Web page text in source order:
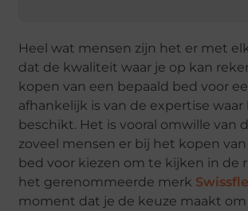
Heel wat mensen zijn het er met
dat de kwaliteit waar je op kan
kopen van een bepaald bed voor
afhankelijk is van de expertise
beschikt. Het is vooral omwille van
zoveel mensen er bij het kopen
bed voor kiezen om te kijken in de
het gerenommeerde merk
moment dat je de keuze maakt